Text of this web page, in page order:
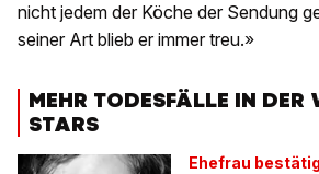
nicht jedem der Köche der Sendung
seiner Art blieb er immer treu.»
MEHR TODESFÄLLE IN DER
STARS
Ehefrau